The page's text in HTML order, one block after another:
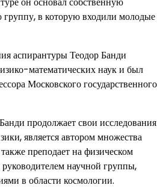
группу, в которую входили молодые
аспирантуры Теодор Банди
математических наук и был
Московского государственного
продолжает свои исследования
является автором множества
преподает на физическом
научной группы,
в области космологии.